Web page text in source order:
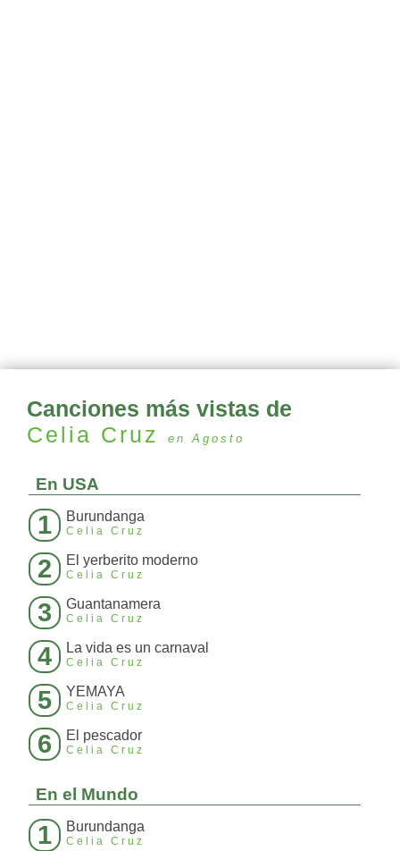
Canciones más vistas de
Celia Cruz
en Agosto
En USA
1 Burundanga
Celia Cruz
2 El yerberito moderno
Celia Cruz
3 Guantanamera
Celia Cruz
4 La vida es un carnaval
Celia Cruz
5 YEMAYA
Celia Cruz
6 El pescador
Celia Cruz
En el Mundo
1 Burundanga
Celia Cruz